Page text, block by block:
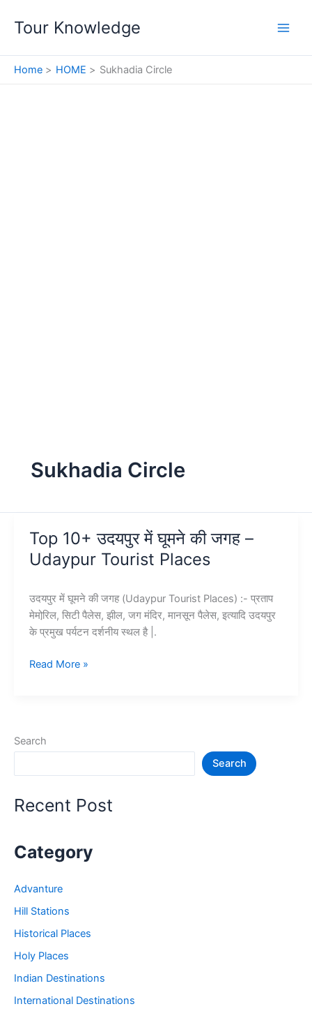
Tour Knowledge
Home HOME Sukhadia Circle
Sukhadia Circle
Top 10+ उदयपुर में घूमने की जगह –
Udaypur Tourist Places
उदयपुर में घूमने की जगह (Udaypur Tourist Places) :- प्रताप
मेमोरि़ल, सिटी पैलेस, झील, जग मंदिर, मानसून पैलेस, इत्यादि उदयपुर
के प्रमुख पर्यटन दर्शनीय स्थल है |.
Top
की
Udaypur
Tourist
Read More »
Search
Search
Recent Post
Category
Advanture
Hill Stations
Historical Places
Holy Places
Indian Destinations
International Destinations